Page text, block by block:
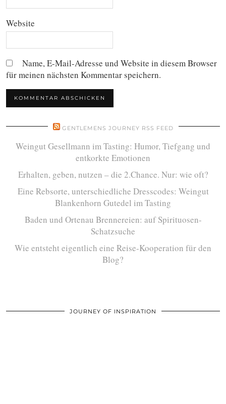
Website
Name, E-Mail-Adresse und Website in diesem Browser
für meinen nächsten Kommentar speichern.
GENTLEMENS JOURNEY RSS FEED
Weingut Gesellmann im Tasting: Humor, Tiefgang und
entkorkte Emotionen
Erhalten, geben, nutzen – die 2.Chance. Nur: wie oft?
Eine Rebsorte, unterschiedliche Dresscodes: Weingut
Blankenhorn Gutedel im Tasting
Baden und Ortenau Brennereien: auf Spirituosen-
Schatzsuche
Wie entsteht eigentlich eine Reise-Kooperation für den
Blog?
JOURNEY OF INSPIRATION